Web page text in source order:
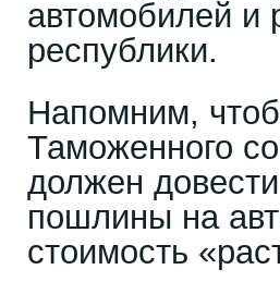
автомобилей и
республики.
Напомним,
Таможенного
должен
пошлины на
стоимость